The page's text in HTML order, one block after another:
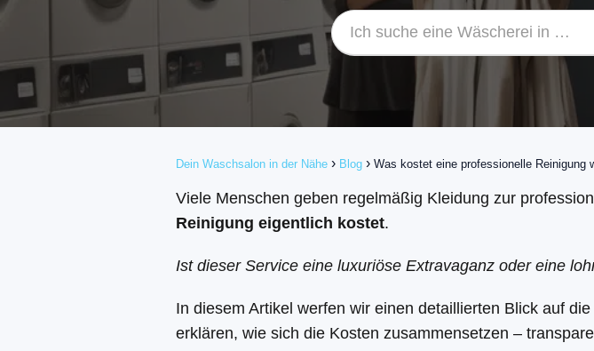
Dein Waschsalon in der Nähe Blog Was kostet eine professionelle Reinigung
Viele Menschen geben regelmäßig Kleidung zur
Reinigung eigentlich kostet.
Ist dieser Service eine luxuriöse Extravaganz oder eine
In diesem Artikel werfen wir einen detaillierten Blick auf
erklären, wie sich die Kosten zusammensetzen –